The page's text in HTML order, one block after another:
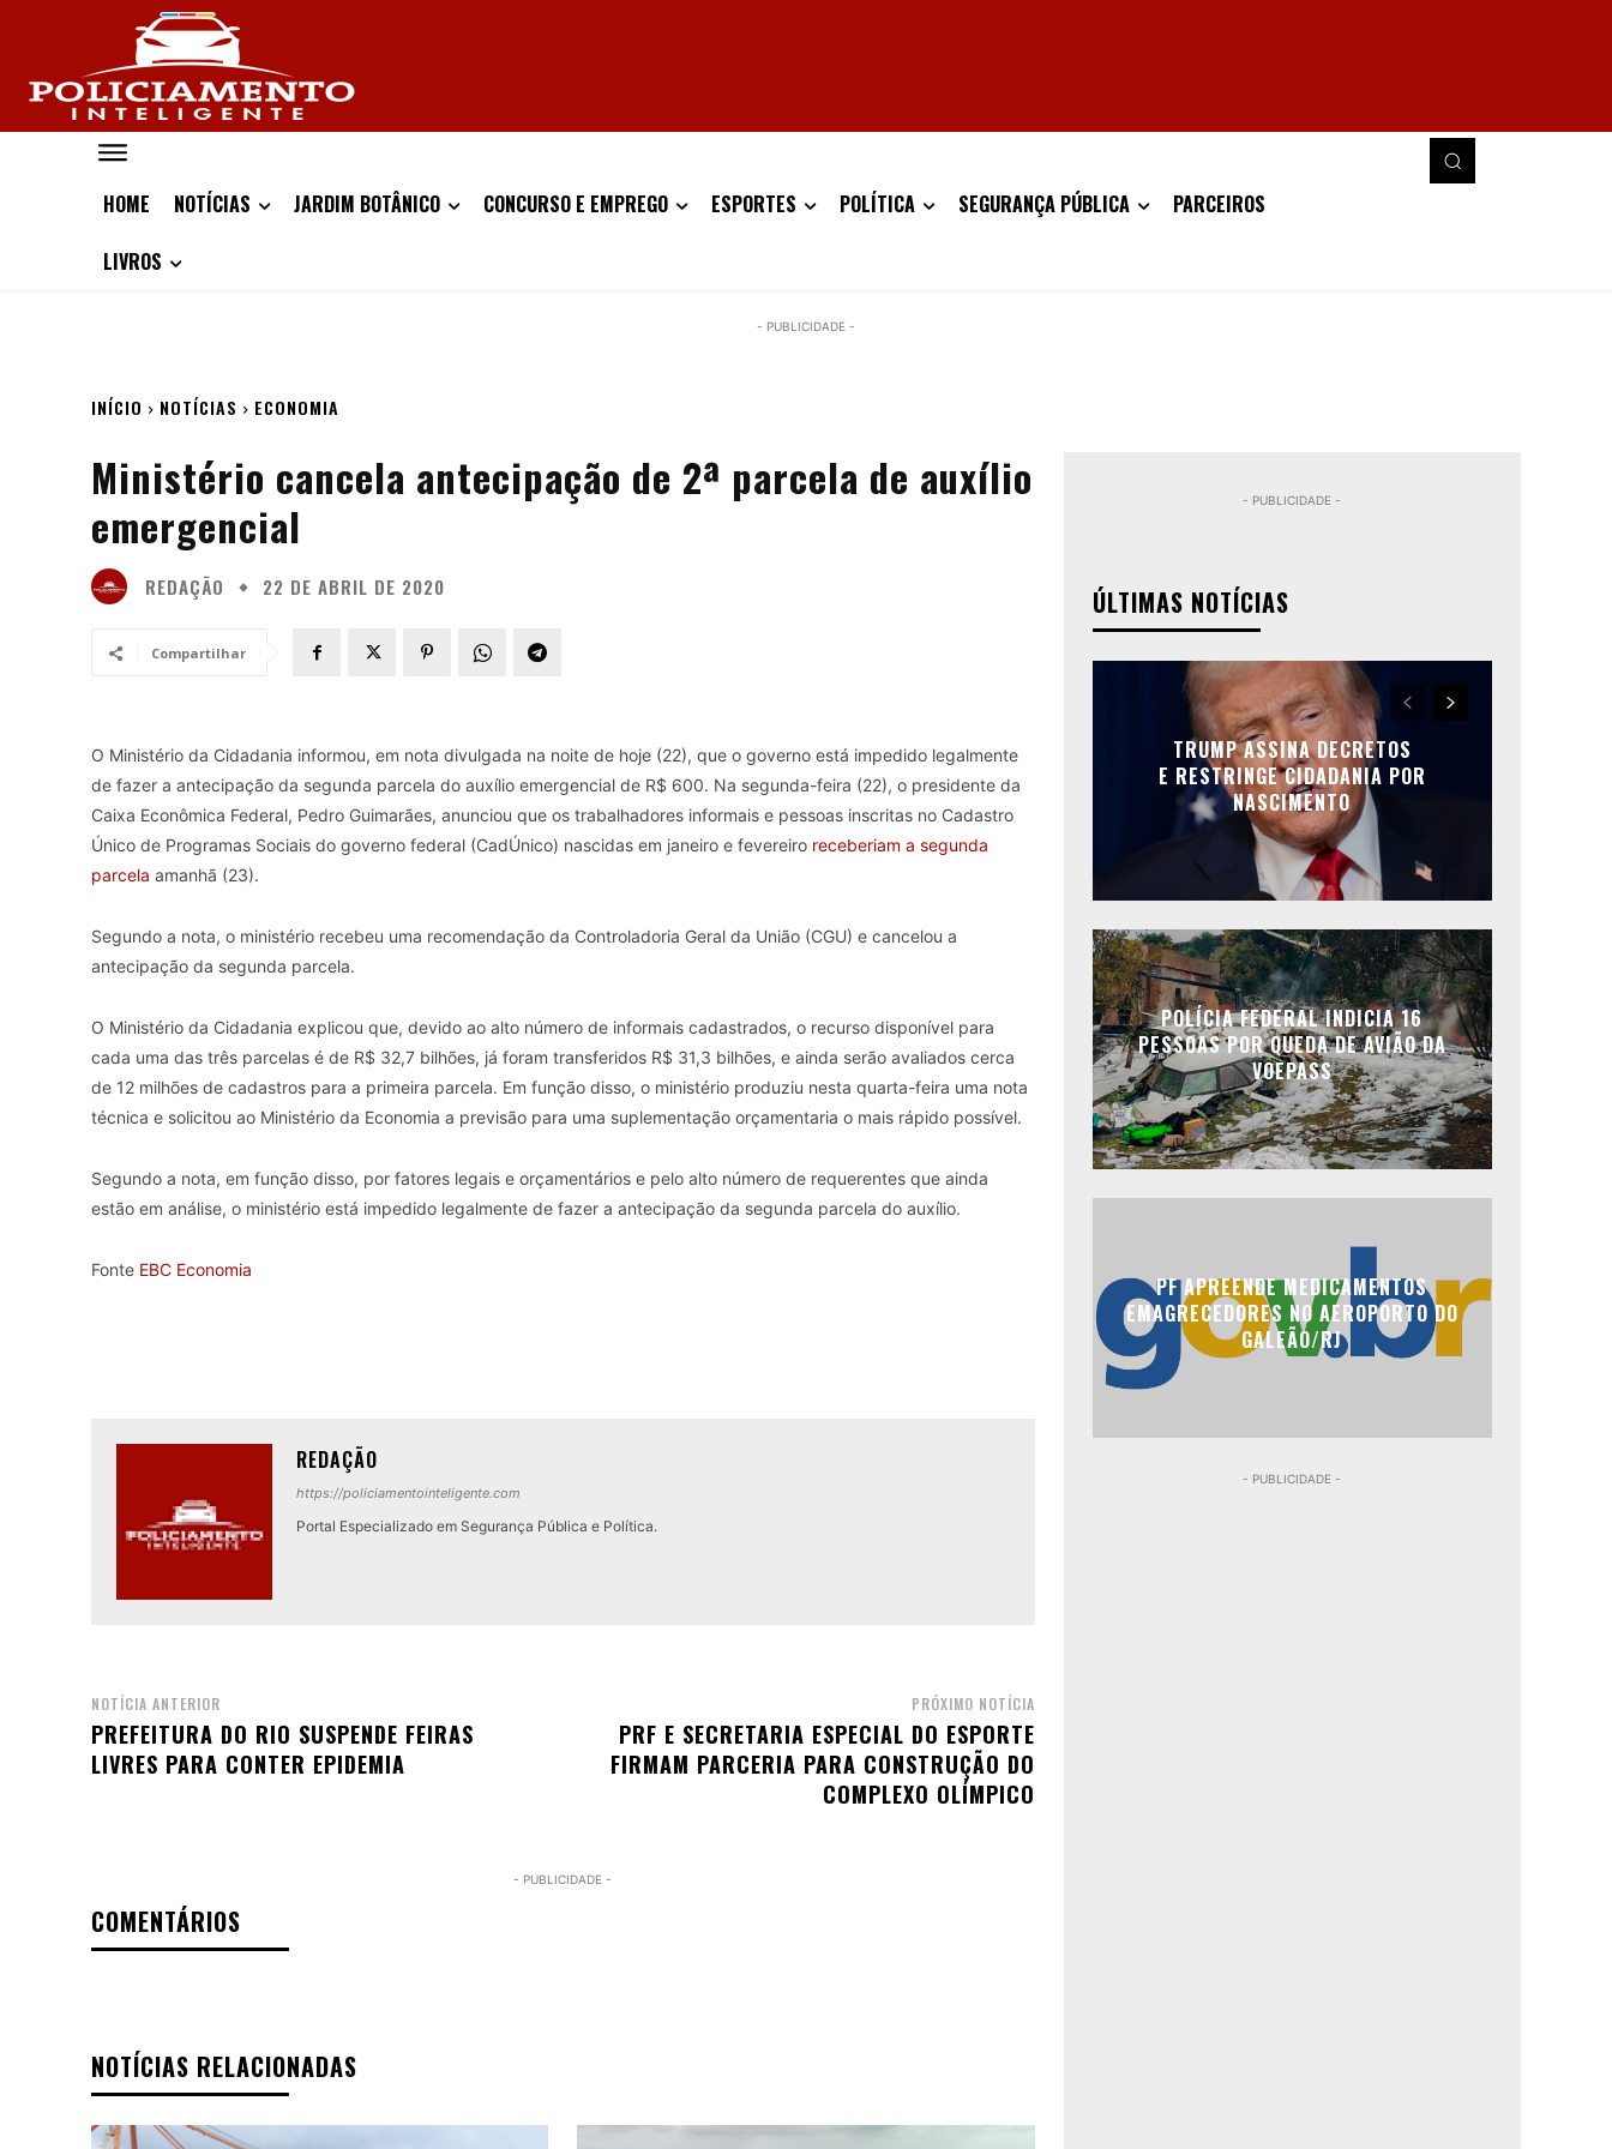
HOME NOTÍCIAS JARDIM BOTÂNICO CONCURSO E EMPREGO ESPORTES POLÍTICA SEGURANÇA PÚBLICA
PARCEIROS
LIVROS
- PUBLICIDADE -
INÍCIO NOTÍCIAS ECONOMIA
Ministério cancela antecipação de 2ª parcela de auxílio
emergencial
REDAÇÃO 22 DE ABRIL DE 2020
Compartilhar
O Ministério da Cidadania informou, em nota divulgada na noite de hoje (22), que o governo está impedido legalmente
de fazer a antecipação da segunda parcela do auxílio emergencial de R$ 600. Na segunda-feira (22), o presidente da
Caixa Econômica Federal, Pedro Guimarães, anunciou que os trabalhadores informais e pessoas inscritas no Cadastro
Único de Programas Sociais do governo federal (CadÚnico) nascidas em janeiro e fevereiro receberiam a segunda
parcela amanhã (23).
Segundo a nota, o ministério recebeu uma recomendação da Controladoria Geral da União (CGU) e cancelou a
antecipação da segunda parcela.
O Ministério da Cidadania explicou que, devido ao alto número de informais cadastrados, o recurso disponível para
cada uma das três parcelas é de R$ 32,7 bilhões, já foram transferidos R$ 31,3 bilhões, e ainda serão avaliados cerca
de 12 milhões de cadastros para a primeira parcela. Em função disso, o ministério produziu nesta quarta-feira uma nota
técnica e solicitou ao Ministério da Economia a previsão para uma suplementação orçamentaria o mais rápido possível.
Segundo a nota, em função disso, por fatores legais e orçamentários e pelo alto número de requerentes que ainda
estão em análise, o ministério está impedido legalmente de fazer a antecipação da segunda parcela do auxílio.
Fonte EBC Economia
REDAÇÃO
https://policiamentointeligente.com
Portal Especializado em Segurança Pública e Política.
NOTÍCIA ANTERIOR
PREFEITURA DO RIO SUSPENDE FEIRAS
LIVRES PARA CONTER EPIDEMIA
PRÓXIMO NOTÍCIA
PRF E SECRETARIA ESPECIAL DO ESPORTE
FIRMAM PARCERIA PARA CONSTRUÇÃO DO
COMPLEXO OLÍMPICO
- PUBLICIDADE -
COMENTÁRIOS
NOTÍCIAS RELACIONADAS
- PUBLICIDADE -
ÚLTIMAS NOTÍCIAS
TRUMP ASSINA DECRETOS
E RESTRINGE CIDADANIA POR
NASCIMENTO
POLÍCIA FEDERAL INDICIA 16
PESSOAS POR QUEDA DE AVIÃO DA
VOEPASS
PF APREENDE MEDICAMENTOS
EMAGRECEDORES NO AEROPORTO DO
GALEÃO/RJ
- PUBLICIDADE -